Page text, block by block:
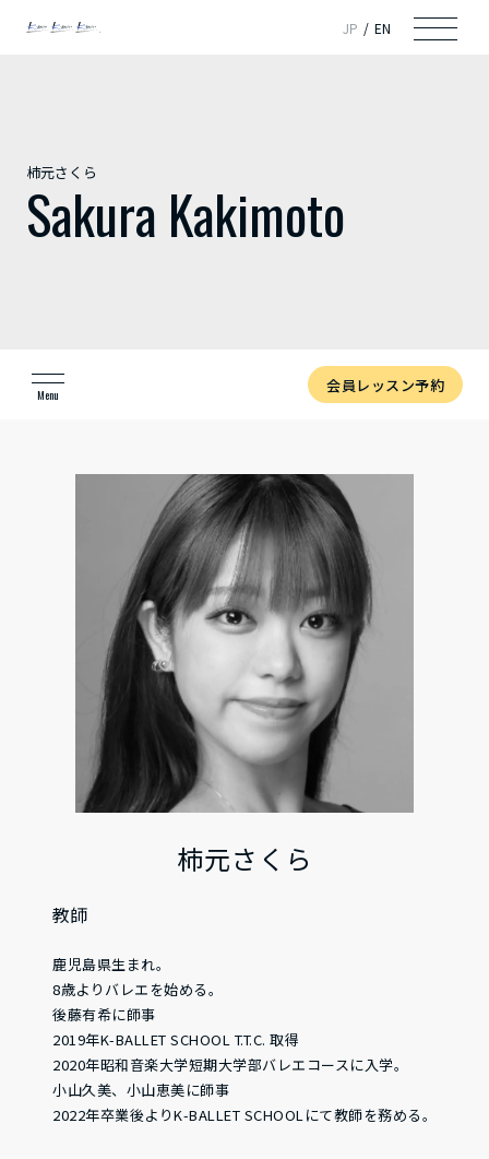
JP EN
柿元さくら
Sakura Kakimoto
Menu 会員レッスン予約
柿元さくら
教師
鹿児島県生まれ。
8歳よりバレエを始める。
後藤有希に師事
2019年K-BALLET SCHOOL T.T.C. 取得
2020年昭和音楽大学短期大学部バレエコースに入学。
小山久美、小山恵美に師事
2022年卒業後よりK-BALLET SCHOOLにて教師を務める。